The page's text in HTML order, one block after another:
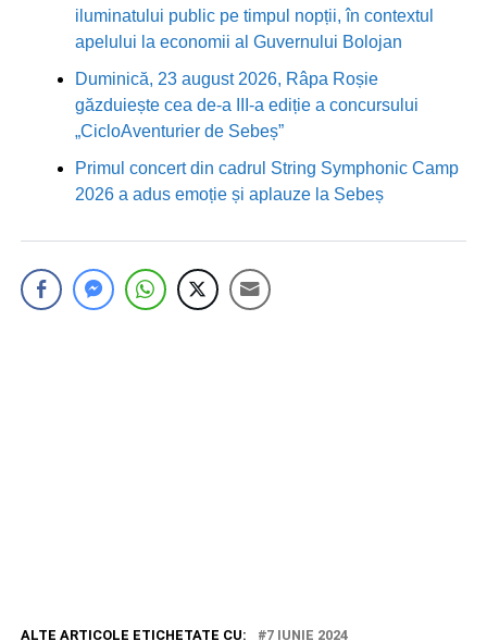
iluminatului public pe timpul nopții, în contextul
apelului la economii al Guvernului Bolojan
Duminică, 23 august 2026, Râpa Roșie
găzduiește cea de-a III-a ediție a concursului
„CicloAventurier de Sebeș”
Primul concert din cadrul String Symphonic Camp
2026 a adus emoție și aplauze la Sebeș
ALTE ARTICOLE ETICHETATE CU: 7 IUNIE 2024